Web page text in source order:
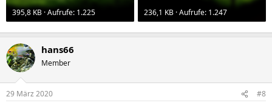
395,8 KB · Aufrufe: 1.225
236,1 KB · Aufrufe: 1.247
hans66
Member
29 März 2020 #8